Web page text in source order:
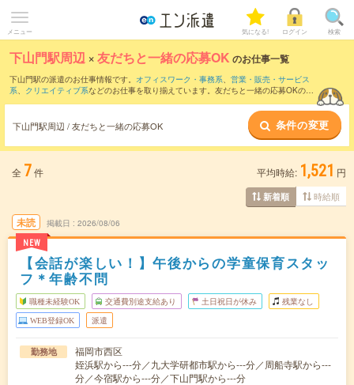
メニュー 気になる! ログイン 検索
下山門駅周辺 ×友だちと一緒の応募OK のお仕事一覧
下山門駅の派遣のお仕事情報です。 オフィスワーク・事務系、 営業・販売・サービス
系、 クリエイティブ系などのお仕事を取り揃えています。友だちと一緒の応募OKの条
下山門駅周辺 / 友だちと一緒の応募OK 条件の変更
全 7件 平均時給: 1,521 円
新着順 時給順
未読
NEW
掲載日 2026/08/06
【会話が楽しい！】午後からの学童保育スタッ
フ＊年齢不問
職種未経験OK 交通費別途支給あり 土日祝日が休み 残業なし
WEB登録OK 派遣
勤務地
福岡市西区
姪浜駅から---分／九大学研都市駅から---分／周船寺駅から---
分／今宿駅から---分／下山門駅から---分